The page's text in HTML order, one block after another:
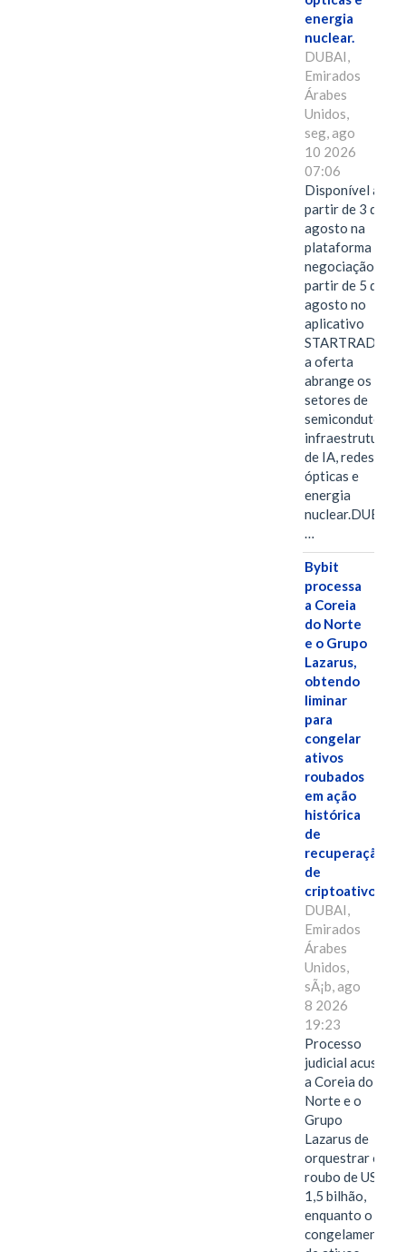
energia
nuclear.
DUBAI,
Emirados
Árabes
Unidos,
seg, ago
10 2026
07:06
Disponível a
partir de 3 de
agosto na
plataforma de
negociação e a
partir de 5 de
agosto no
aplicativo
STARTRADER,
a oferta
abrange os
setores de
semicondutores,
infraestrutura
de IA, redes
ópticas e
energia
nuclear.DUBAI,
…
Bybit
processa
a Coreia
do Norte
e o Grupo
Lazarus,
obtendo
liminar
para
congelar
ativos
roubados
em ação
histórica
de
recuperação
de
criptoativos
DUBAI,
Emirados
Árabes
Unidos,
sÃ¡b, ago
8 2026
19:23
Processo
judicial acusa
a Coreia do
Norte e o
Grupo
Lazarus de
orquestrar o
roubo de US$
1,5 bilhão,
enquanto o
congelamento